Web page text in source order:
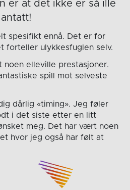
er at det ikke er så ille
spesifikt ennå. Det er for
forteller ulykkesfuglen selv.
noen elleville prestasjoner.
spill mot selveste
dårlig «timing». Jeg føler
i det siste etter en litt
meg. Det har vært noen
hvor jeg også har følt at